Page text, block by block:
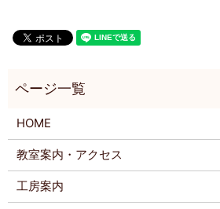
HOME
教室案内・アクセス
工房案内